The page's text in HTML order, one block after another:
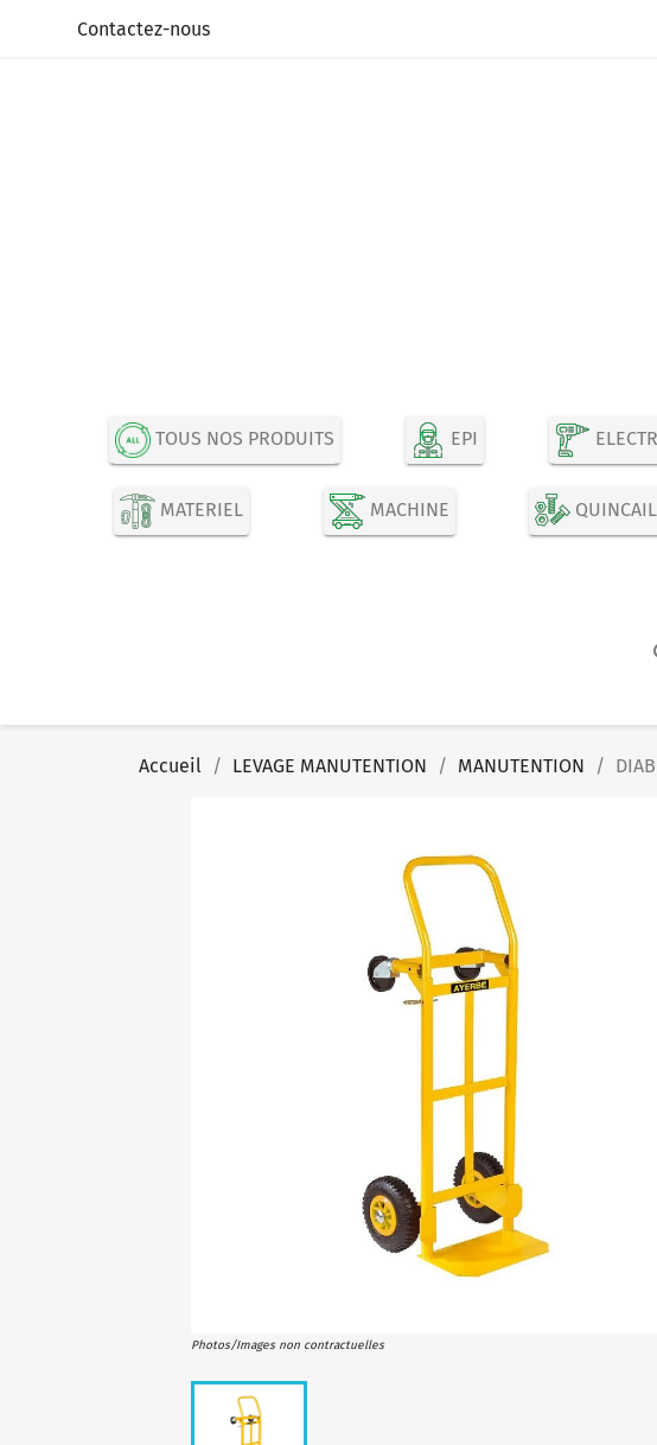
Contactez-nous
TOUS NOS PRODUITS EPI
MATERIEL MACHINE
Accueil LEVAGE MANUTENTION MANUTENTION
Photos/Images non contractuelles